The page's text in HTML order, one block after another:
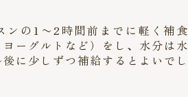
ンの1〜2時間前までに軽く補食
ヨーグルトなど）をし、水分は水
に少しずつ補給するとよいでし